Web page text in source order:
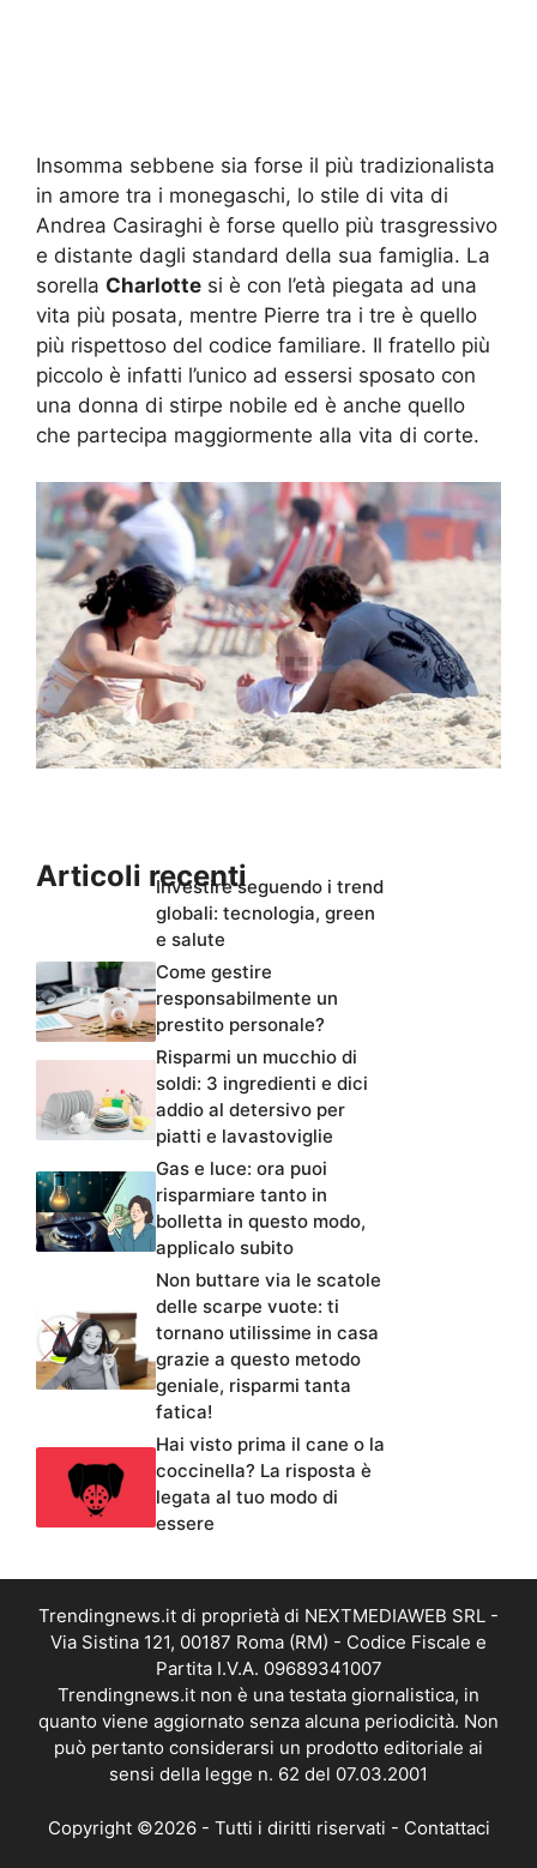
Insomma sebbene sia forse il più tradizionalista
in amore tra i monegaschi, lo stile di vita di
Andrea Casiraghi è forse quello più trasgressivo
e distante dagli standard della sua famiglia. La
sorella Charlotte si è con l’età piegata ad una
vita più posata, mentre Pierre tra i tre è quello
più rispettoso del codice familiare. Il fratello più
piccolo è infatti l’unico ad essersi sposato con
una donna di stirpe nobile ed è anche quello
che partecipa maggiormente alla vita di corte.
Articoli recentiInvestire seguendo i trend
globali: tecnologia, green
e salute
Come gestire
responsabilmente un
prestito personale?
Risparmi un mucchio di
soldi: 3 ingredienti e dici
addio al detersivo per
piatti e lavastoviglie
Gas e luce: ora puoi
risparmiare tanto in
bolletta in questo modo,
applicalo subito
Non buttare via le scatole
delle scarpe vuote: ti
tornano utilissime in casa
grazie a questo metodo
geniale, risparmi tanta
fatica!
Hai visto prima il cane o la
coccinella? La risposta è
legata al tuo modo di
essere
Trendingnews.it di proprietà di NEXTMEDIAWEB SRL -
Via Sistina 121, 00187 Roma (RM) - Codice Fiscale e
Partita I.V.A. 09689341007
Trendingnews.it non è una testata giornalistica, in
quanto viene aggiornato senza alcuna periodicità. Non
può pertanto considerarsi un prodotto editoriale ai
sensi della legge n. 62 del 07.03.2001
Copyright ©2026 - Tutti i diritti riservati - Contattaci